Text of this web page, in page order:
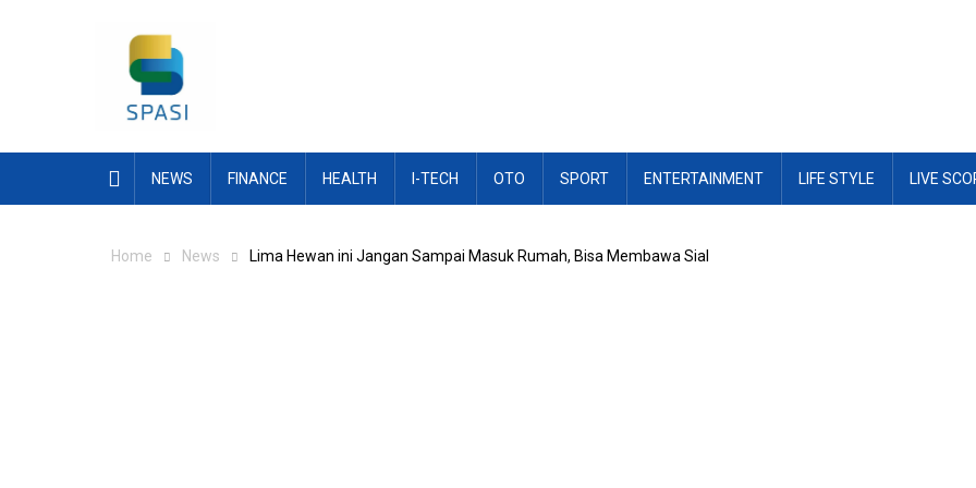
NEWS FINANCE HEALTH I-TECH OTO SPORT ENTERTAINMENT LIFE STYLE LIVE
Home News Lima Hewan ini Jangan Sampai Masuk Rumah, Bisa Membawa Sial